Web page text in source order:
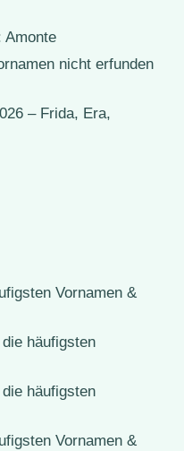
Amonte
nicht erfunden
– Frida, Era,
Vornamen &
häufigsten
häufigsten
Vornamen &